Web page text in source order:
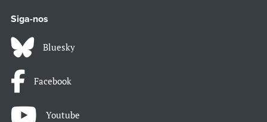
Siga-nos
Bluesky
Facebook
Youtube